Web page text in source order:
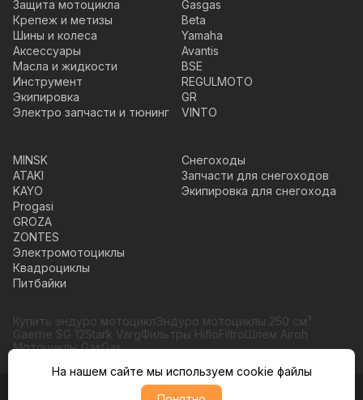
Защита мотоцикла
Крепеж и метизы
Шины и колеса
Аксессуары
Масла и жидкости
Инструмент
Экипировка
Электро запчасти и тюнинг
Gasgas
Beta
Yamaha
Avantis
BSE
REGULMOTO
GR
VINTO
MINSK
ATAKI
KAYO
Progasi
GROZA
ZONTES
Электромотоциклы
Квадроциклы
Питбайки
Снегоходы
Запчасти для снегоходов
Экипировка для снегохода
Купить эндуро мотоциклЭндуро мотоциклы 250 см³
Gaerne SG 12Stark VargФильтры HifloFiltroШлем Airoh
Мотоциклы GasGas
На нашем сайте мы используем cookie файлы